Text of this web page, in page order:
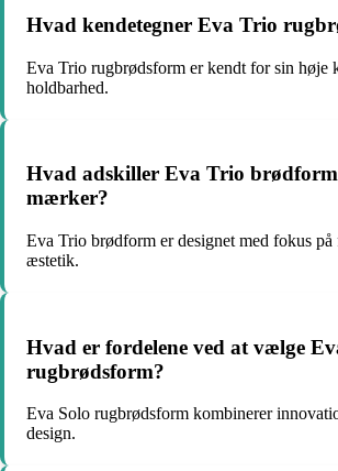
Hvad kendetegner Eva Trio
Eva Trio rugbrødsform er kendt for sin høje
holdbarhed.
Hvad adskiller Eva Trio
mærker?
Eva Trio brødform er designet med fokus
æstetik.
Hvad er fordelene ved at vælge
rugbrødsform?
Eva Solo rugbrødsform kombinerer
design.